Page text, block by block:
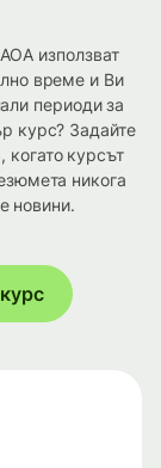
използват
време и Ви
периоди за
курс? Задайте
курсът
никога
новини.